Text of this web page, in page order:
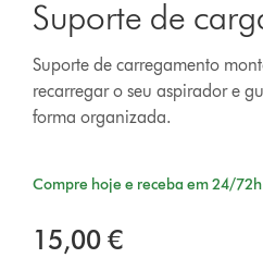
Suporte de
Suporte de carregamento
recarregar o seu aspirador e
forma organizada.
Compre hoje e receba em 24/
15,00 €